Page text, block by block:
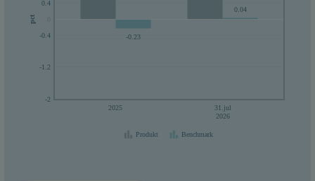
pct
-2
-1.2
-0.4
0.4
2025
31.jul
2026
-0.23
0.04
Produkt Benchmark